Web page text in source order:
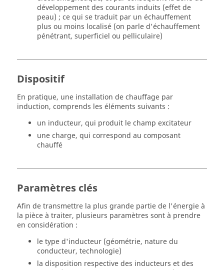
développement des courants induits (effet de
peau) ; ce qui se traduit par un échauffement
plus ou moins localisé (on parle d'échauffement
pénétrant, superficiel ou pelliculaire)
Dispositif
En pratique, une installation de chauffage par
induction, comprends les éléments suivants :
un inducteur, qui produit le champ excitateur
une charge, qui correspond au composant
chauffé
Paramètres clés
Afin de transmettre la plus grande partie de l'énergie à
la pièce à traiter, plusieurs paramètres sont à prendre
en considération :
le type d'inducteur (géométrie, nature du
conducteur, technologie)
la disposition respective des inducteurs et des